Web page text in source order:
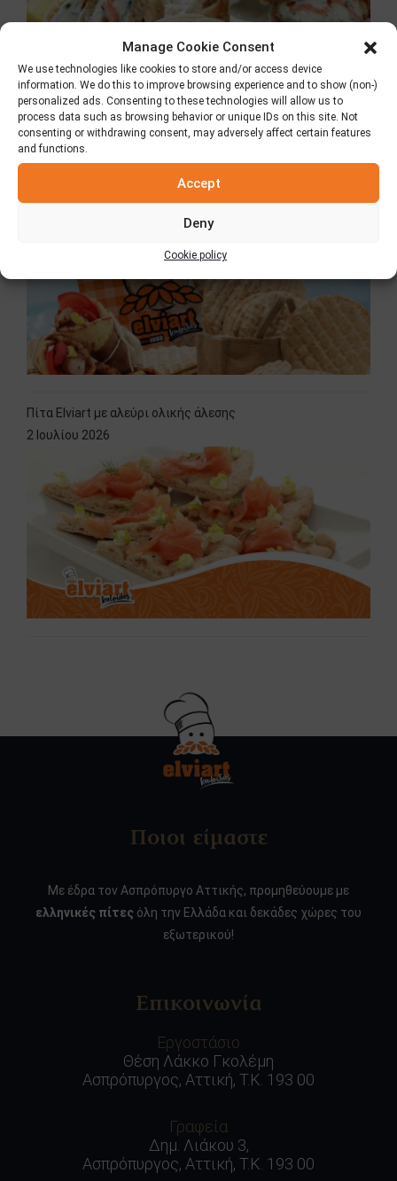
Manage Cookie Consent
We use technologies like cookies to store and/or access device
information. We do this to improve browsing experience and to show (non-)
personalized ads. Consenting to these technologies will allow us to
process data such as browsing behavior or unique IDs on this site. Not
consenting or withdrawing consent, may adversely affect certain features
and functions.
Accept
Deny
Cookie policy
Πίτα Elviart με αλεύρι ολικής άλεσης
2 Ιουλίου 2026
Ποιοι είμαστε
Με έδρα τον Ασπρόπυργο Αττικής, προμηθεύουμε με
ελληνικές πίτες όλη την Ελλάδα και δεκάδες χώρες του
εξωτερικού!
Επικοινωνία
Εργοστάσιο
Θέση Λάκκο Γκολέμη
Ασπρόπυργος, Αττική, Τ.Κ. 193 00
Γραφεία
Δημ. Λιάκου 3,
Ασπρόπυργος, Αττική, Τ.Κ. 193 00